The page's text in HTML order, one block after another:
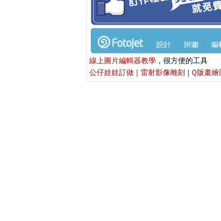
線上圖片編輯器教學 ，很方便的工具
公仔娃娃訂做 |雷射影像雕刻 |Q版畫繪